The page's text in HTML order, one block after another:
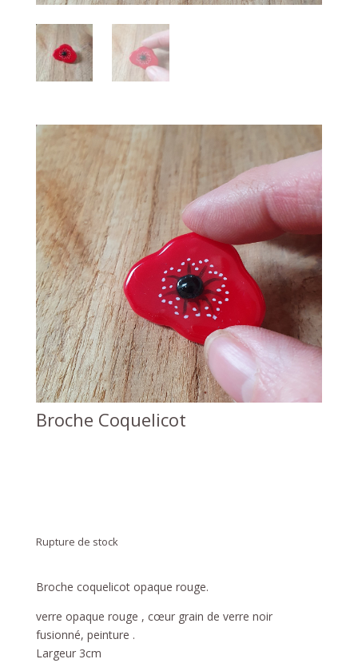
Broche Coquelicot
Rupture de stock
Broche coquelicot opaque rouge.
verre opaque rouge , cœur grain de verre noir
fusionné, peinture .
Largeur 3cm